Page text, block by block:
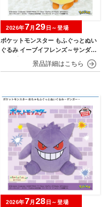
ポケットモンスター もふぐっとぬい
ぐるみ イーブイフレンズ～サンダー
ス・ブースター～おひるねver.
2026年7月 29 日～登場
2026年7月 28 日～登場